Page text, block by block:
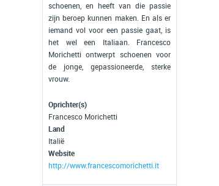
schoenen, en heeft van die passie
zijn beroep kunnen maken. En als er
iemand vol voor een passie gaat, is
het wel een Italiaan. Francesco
Morichetti ontwerpt schoenen voor
de jonge, gepassioneerde, sterke
vrouw.
Oprichter(s)
Francesco Morichetti
Land
Italië
Website
http://www.francescomorichetti.it